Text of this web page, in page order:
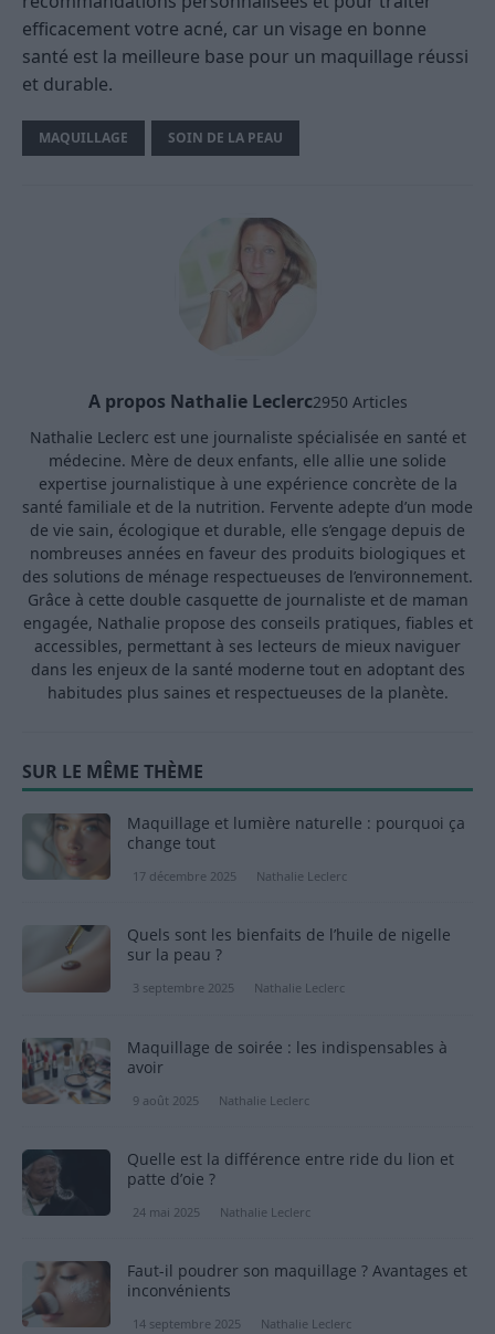
efficacement votre acné, car un visage en bonne
santé est la meilleure base pour un maquillage réussi
et durable.
MAQUILLAGE SOIN DE LA PEAU
A propos Nathalie Leclerc2950 Articles
Nathalie Leclerc est une journaliste spécialisée en santé et
médecine. Mère de deux enfants, elle allie une solide
expertise journalistique à une expérience concrète de la
santé familiale et de la nutrition. Fervente adepte d’un mode
de vie sain, écologique et durable, elle s’engage depuis de
nombreuses années en faveur des produits biologiques et
des solutions de ménage respectueuses de l’environnement.
Grâce à cette double casquette de journaliste et de maman
engagée, Nathalie propose des conseils pratiques, fiables et
accessibles, permettant à ses lecteurs de mieux naviguer
dans les enjeux de la santé moderne tout en adoptant des
habitudes plus saines et respectueuses de la planète.
SUR LE MÊME THÈME
Maquillage et lumière naturelle : pourquoi ça
change tout
17 décembre 2025 Nathalie Leclerc
Quels sont les bienfaits de l’huile de nigelle
sur la peau ?
3 septembre 2025 Nathalie Leclerc
Maquillage de soirée : les indispensables à
avoir
9 août 2025 Nathalie Leclerc
Quelle est la différence entre ride du lion et
patte d’oie ?
24 mai 2025 Nathalie Leclerc
Faut-il poudrer son maquillage ? Avantages et
inconvénients
14 septembre 2025 Nathalie Leclerc